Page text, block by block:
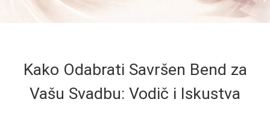
Kako Odabrati Savršen Bend za
Vašu Svadbu: Vodič i Iskustva